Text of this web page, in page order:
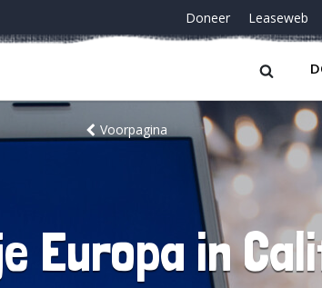
Doneer Leaseweb
Voorpagina
Europa in